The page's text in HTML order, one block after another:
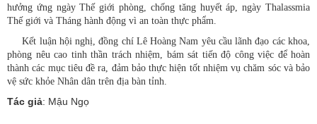
hưởng ứng ngày Thế giới phòng, chống tăng huyết áp, ngày Thalassmia
Thế giới và Tháng hành động vì an toàn thực phẩm.
Kết luận hội nghị, đồng chí Lê Hoàng Nam yêu cầu lãnh đạo các khoa,
phòng nêu cao tinh thần trách nhiệm, bám sát tiến độ công việc để hoàn
thành các mục tiêu đề ra, đảm bảo thực hiện tốt nhiệm vụ chăm sóc và bảo
vệ sức khỏe Nhân dân trên địa bàn tỉnh.
Tác giả: Mậu Ngọ